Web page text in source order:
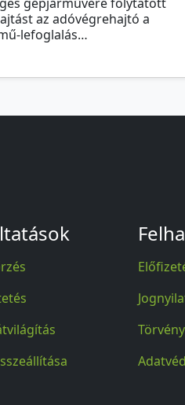
az adóvégrehajtó a
lefoglalás…